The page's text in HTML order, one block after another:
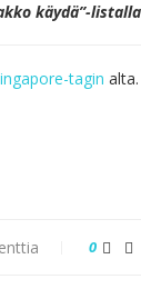
käydä”-
tagin alta.
0